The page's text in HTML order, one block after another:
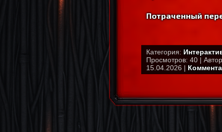
Потраченный
Категория:
Просмотров: 40 |
15.04.2026 |